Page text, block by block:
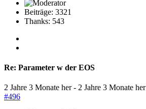
Beiträge: 3321
Thanks: 543
Re: Parameter w der EOS
2 Jahre 3 Monate her- 2 Jahre 3 Monate her
#496